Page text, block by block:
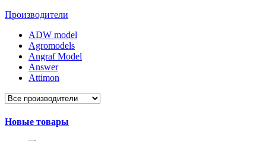
Производители
ADW model
Agromodels
Angraf Model
Answer
Attimon
Новые товары